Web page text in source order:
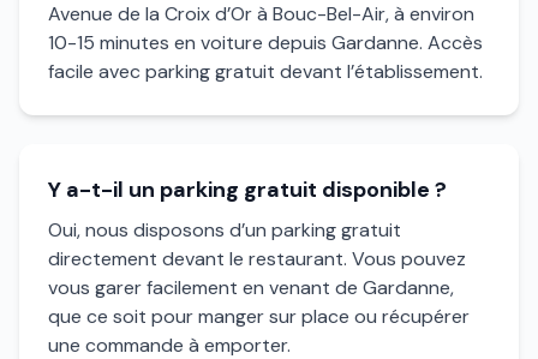
Avenue de la Croix d’Or à Bouc-Bel-Air, à environ
10-15 minutes en voiture depuis Gardanne. Accès
facile avec parking gratuit devant l’établissement.
Y a-t-il un parking gratuit disponible ?
Oui, nous disposons d’un parking gratuit
directement devant le restaurant. Vous pouvez
vous garer facilement en venant de Gardanne,
que ce soit pour manger sur place ou récupérer
une commande à emporter.